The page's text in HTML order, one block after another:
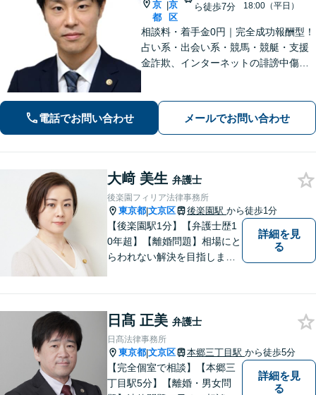
京
都
|京
区
ら徒歩7分
18:00（平日）
相談料・着手金0円｜完全成功報酬型！
占い系・出会い系・競馬・競艇・支援
金詐欺、インターネットの誹謗中傷・
対応】他で断られた案件も、まずはお
気軽にご相談ください【守秘義務を徹
電話でお問い合わせ メールでお問い合わせ
大﨑 美生 弁護士
後楽園フィリア法律事務所
東京都|文京区 後楽園駅 から徒歩1分
【後楽園駅1分】【弁護士歴1
0年超】【離婚問題】相場にと
らわれない解決を目指しま
す。著書あり。事務員任せに
せず弁護士が全ての手続きを
代理します。
詳細を見
る
日髙 正美 弁護士
日髙法律事務所
東京都|文京区 本郷三丁目駅 から徒歩5分
【完全個室で相談】【本郷三
丁目駅5分】【離婚・男女問
詳細を見
る